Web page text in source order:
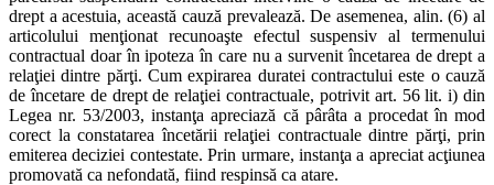
drept a acestuia, această cauză prevalează. De asemenea, alin. (6) al
articolului menţionat recunoaşte efectul suspensiv al termenului
contractual doar în ipoteza în care nu a survenit încetarea de drept a
relaţiei dintre părţi. Cum expirarea duratei contractului este o cauză
de încetare de drept de relaţiei contractuale, potrivit art. 56 lit. i) din
Legea nr. 53/2003, instanţa apreciază că pârâta a procedat în mod
corect la constatarea încetării relaţiei contractuale dintre părţi, prin
emiterea deciziei contestate. Prin urmare, instanţa a apreciat acţiunea
promovată ca nefondată, fiind respinsă ca atare.